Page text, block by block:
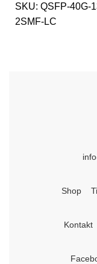
SKU: QSFP-40G-
2SMF-LC
Shop
Kontakt